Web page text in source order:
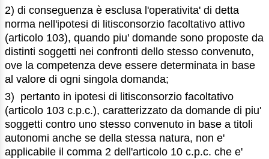
2) di conseguenza è esclusa l'operativita' di detta
norma nell'ipotesi di litisconsorzio facoltativo attivo
(articolo 103), quando piu' domande sono proposte da
distinti soggetti nei confronti dello stesso convenuto,
ove la competenza deve essere determinata in base
al valore di ogni singola domanda;
3) pertanto in ipotesi di litisconsorzio facoltativo
(articolo 103 c.p.c.), caratterizzato da domande di piu'
soggetti contro uno stesso convenuto in base a titoli
autonomi anche se della stessa natura, non e'
applicabile il comma 2 dell'articolo 10 c.p.c. che e'